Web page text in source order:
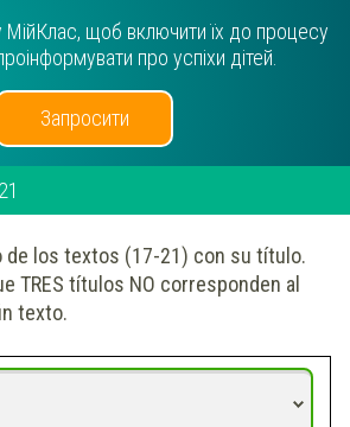
МійКлас, щоб включити їх до процесу
про успіхи дітей.
Запросити
de los textos (17-21) con su título.
TRES títulos NO corresponden al
texto.